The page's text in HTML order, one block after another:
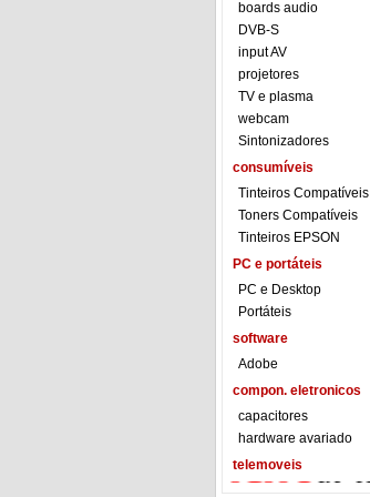
boards audio
DVB-S
input AV
projetores
TV e plasma
webcam
Sintonizadores
consumíveis
Tinteiros Compatíveis
Toners Compatíveis
Tinteiros EPSON
PC e portáteis
PC e Desktop
Portáteis
software
Adobe
compon. eletronicos
capacitores
hardware avariado
telemoveis